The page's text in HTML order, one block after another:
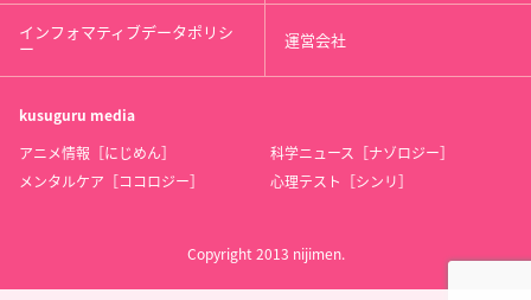
インフォマティブデータポリシ
ー 運営会社
kusuguru media
アニメ情報［にじめん］
科学ニュース［ナゾロジー］
メンタルケア［ココロジー］
心理テスト［シンリ］
Copyright 2013 nijimen.